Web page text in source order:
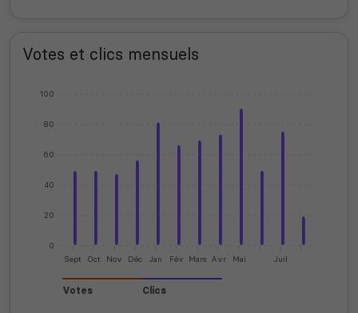
Votes et clics mensuels
0
20
40
60
80
100
Sept Oct Nov Déc Jan Fév Mars Avr Mai Juil
Votes Clics